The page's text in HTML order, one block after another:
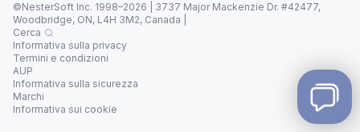
©NesterSoft Inc. 1998–2026 | 3737 Major Mackenzie Dr. #42477,
Woodbridge, ON, L4H 3M2, Canada |
Cerca
Informativa sulla privacy
Termini e condizioni
AUP
Informativa sulla sicurezza
Marchi
Informativa sui cookie